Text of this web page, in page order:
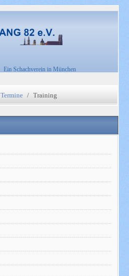
Ein Schachverein in München
Termine Training